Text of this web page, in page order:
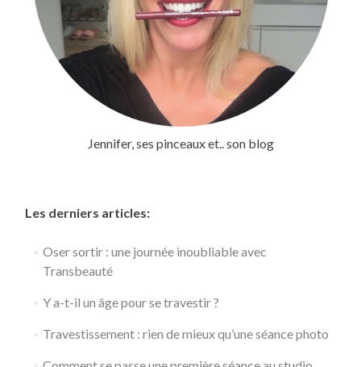
Jennifer, ses pinceaux et.. son blog
Les derniers articles:
Oser sortir : une journée inoubliable avec
Transbeauté
Y a-t-il un âge pour se travestir ?
Travestissement : rien de mieux qu’une séance photo